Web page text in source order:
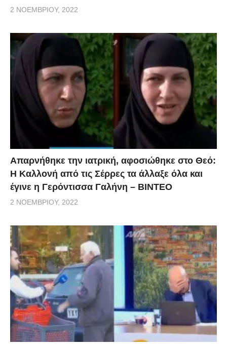
2 ΝΟΕΜΒΡΊΟΥ, 2022
Απαρνήθηκε την ιατρική, αφοσιώθηκε στο Θεό:
Η Καλλονή από τις Σέρρες τα άλλαξε όλα και
έγινε η Γερόντισσα Γαλήνη – ΒΙΝΤΕΟ
2 ΝΟΕΜΒΡΊΟΥ, 2022